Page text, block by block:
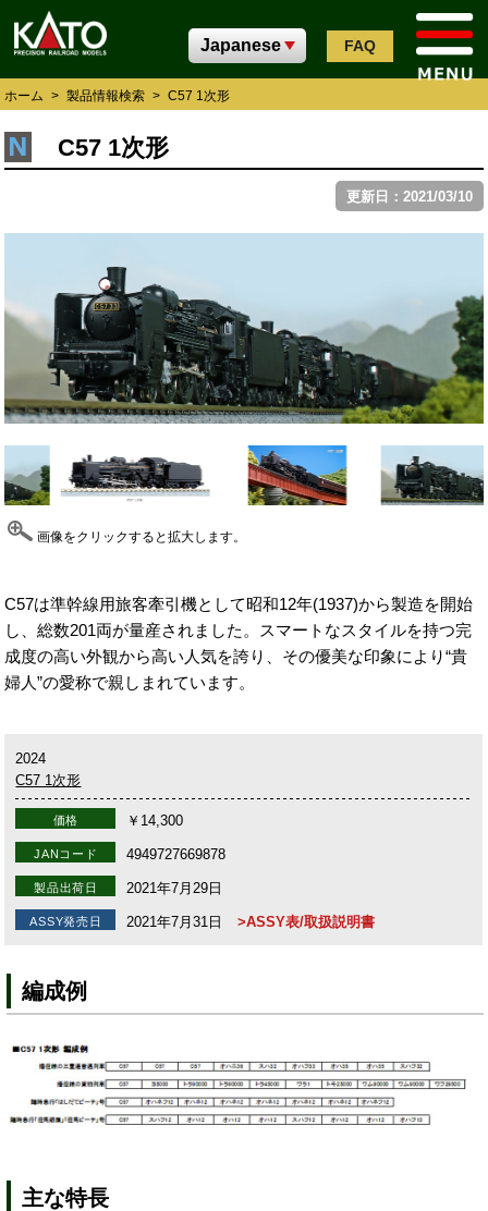
FAQ
ホーム > 製品情報検索 > C57 1次形
C57 1次形
更新日：2021/03/10
画像をクリックすると拡大します。
C57は準幹線用旅客牽引機として昭和12年(1937)から製造を開始
し、総数201両が量産されました。スマートなスタイルを持つ完
成度の高い外観から高い人気を誇り、その優美な印象により“貴
婦人”の愛称で親しまれています。
2024
C57 1次形
価格 ￥14,300
JANコード 4949727669878
製品出荷日 2021年7月29日
ASSY発売日 2021年7月31日 >ASSY表/取扱説明書
編成例
主な特長